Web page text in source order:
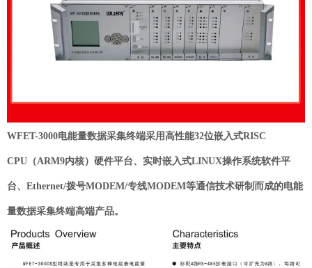
WFET-3000电能量数据采集终端采用高性能32位嵌入式RISC
CPU（ARM9内核）硬件平台、实时嵌入式LINUX操作系统软件平
台、Ethernet/拨号MODEM/专线MODEM等通信技术研制而成的电能
量数据采集终端高端产品。